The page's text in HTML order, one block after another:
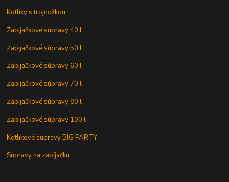
Kotlíky s trojnožkou
Zabijačkové súpravy 40 l
Zabijačkové súpravy 50 l
Zabijačkové súpravy 60 l
Zabijačkové súpravy 70 l
Zabijačkové súpravy 80 l
Zabijačkové súpravy 100 l
Kotlíkové súpravy BIG PARTY
Súpravy na zabíjačku